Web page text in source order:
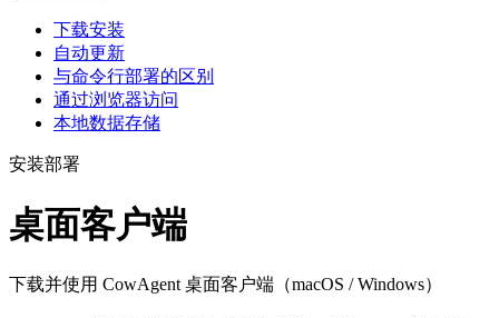
下载安装
自动更新
与命令行部署的区别
通过浏览器访问
本地数据存储
安装部署
桌面客户端
下载并使用 CowAgent 桌面客户端（macOS / Windows）